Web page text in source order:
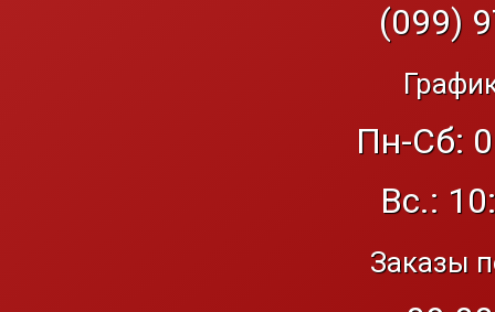
(099)
Пн-Сб:
Вс.:
Заказы